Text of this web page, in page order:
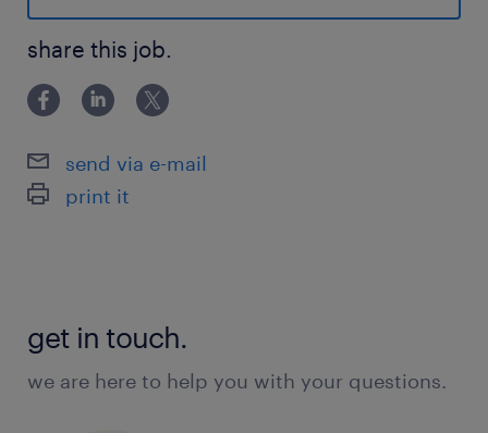
kompletní péče o stálé zákazníky a aktivní
získávání nových (včetně registrace)
řešení reklamací, servis zařízení a základní
25 dní dovolené + 4 dny pro zdraví
stravenkový paušál, Multisport karta a
share this job.
send via e-mail
print it
get in touch.
we are here to help you with your questions.